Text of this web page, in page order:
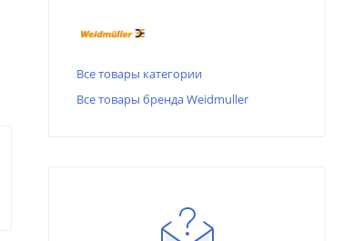
Все товары категории
Все товары бренда Weidmuller